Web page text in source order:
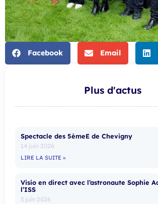
Facebook Email
Plus d'actus
Spectacle des 5èmeE de Chevigny
14 juin 2026
LIRE LA SUITE »
Visio en direct avec l’astronaute Sophie
l’ISS
3 juin 2026